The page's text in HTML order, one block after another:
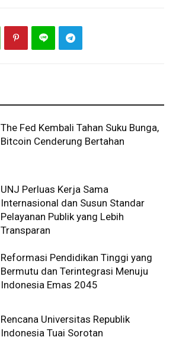
The Fed Kembali Tahan Suku Bunga,
Bitcoin Cenderung Bertahan
UNJ Perluas Kerja Sama
Internasional dan Susun Standar
Pelayanan Publik yang Lebih
Transparan
Reformasi Pendidikan Tinggi yang
Bermutu dan Terintegrasi Menuju
Indonesia Emas 2045
Rencana Universitas Republik
Indonesia Tuai Sorotan